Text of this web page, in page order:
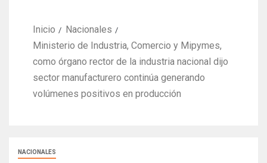
Inicio
Nacionales
Ministerio de Industria, Comercio y Mipymes,
como órgano rector de la industria nacional dijo
sector manufacturero continúa generando
volúmenes positivos en producción
NACIONALES